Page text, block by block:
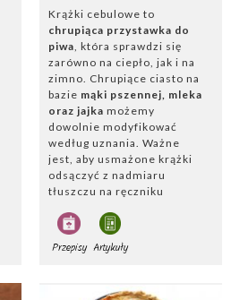
Krążki cebulowe to
chrupiąca przystawka do
piwa, która sprawdzi się
zarówno na ciepło, jak i na
zimno. Chrupiące ciasto na
bazie mąki pszennej, mleka
oraz jajka możemy
dowolnie modyfikować
według uznania. Ważne
jest, aby usmażone krążki
odsączyć z nadmiaru
tłuszczu na ręczniku
podawane są z
czosnkowymna bazie
śmietany i cytryną. Idealnie
Przepisy Artykuły